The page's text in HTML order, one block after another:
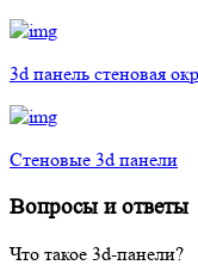
3d панель стеновая
Стеновые 3d панели
Вопросы и ответы
Что такое 3d-панели?